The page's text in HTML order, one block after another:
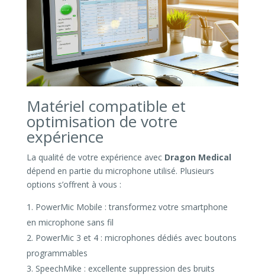
Matériel compatible et
optimisation de votre
expérience
La qualité de votre expérience avec Dragon Medical
dépend en partie du microphone utilisé. Plusieurs
options s’offrent à vous :
PowerMic Mobile : transformez votre smartphone
en microphone sans fil
PowerMic 3 et 4 : microphones dédiés avec boutons
programmables
SpeechMike : excellente suppression des bruits